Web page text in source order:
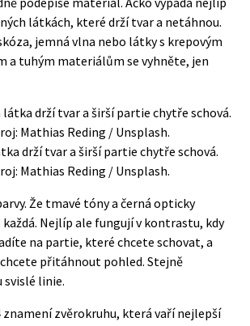
látkách, které drží tvar a netáhnou.
jemná vlna nebo látky s krepovým
a tuhým materiálům se vyhněte, jen
drží tvar a širší partie chytře schová.
Mathias Reding / Unsplash.
Že tmavé tóny a černá opticky
Nejlíp ale fungují v kontrastu, kdy
na partie, které chcete schovat, a
přitáhnout pohled. Stejně
svislé linie.
znamení zvěrokruhu, která vaří nejlepší